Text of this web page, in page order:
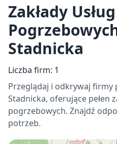
Zakłady Usług
Stadnicka
Liczba firm: 1
Przeglądaj i odkrywaj firmy
Stadnicka, oferujące pełen
pogrzebowych. Znajdź
potrzeb.